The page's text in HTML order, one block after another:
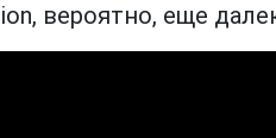
вероятно, еще